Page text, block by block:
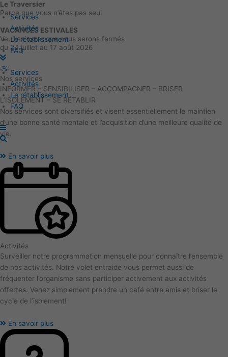
Aller
au
contenu
Services
Activités
Le rétablissement
FAQ
Services
Activités
Le rétablissement
FAQ
Le Traversier
Parce que vous n’êtes pas seul
VACANCES ESTIVALES
Veuillez noter que nous serons fermés
du 24 juillet au 17 août 2026
Nos services
INFORMER – SENSIBILISER – ACCOMPAGNER – BRISER
L’ISOLEMENT – SE RÉTABLIR
Nos services sont diversifiés et visent essentiellement le maintien
d’une bonne santé mentale et l’acquisition d’une meilleure qualité de
vie.
En savoir plus
Activités
Surveiller notre programmation mensuelle pour connaître l’ensemble
de nos activités. Notre volet entraide vous permet aussi de
fréquenter l’organisme sans participer activement aux activités
offertes. Venez simplement prendre un café entre amis et briser le
cycle de l’isolement!
En savoir plus
Main
Menu